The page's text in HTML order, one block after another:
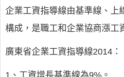
企業工資指導線由基準線、上
構成，是職工和企業協商漲工
廣東省企業工資指導線2014：
1、工資增長基準線為9%。